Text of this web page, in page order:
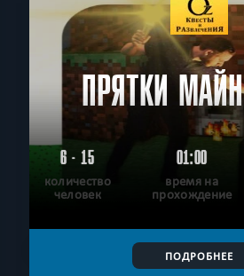
ПРЯТКИ
6 - 15
количество
человек
01:00
время на
прохождение
ПОДРОБНЕЕ